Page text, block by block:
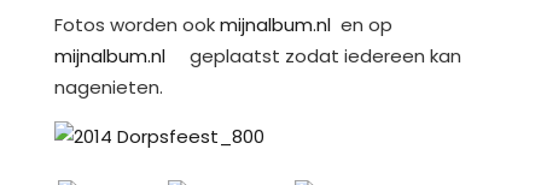
Fotos worden ookmijnalbum.nl en op
mijnalbum.nl
geplaatst zodat iedereen kan
nagenieten.